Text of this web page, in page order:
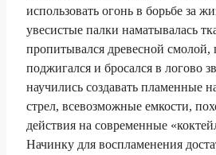
использовать огонь в борьбе за
увесистые палки наматывалась
пропитывался древесной смолой,
поджигался и бросался в логово
научились создавать пламенные
стрел, всевозможные емкости,
действия на современные
Начинку для воспламенения